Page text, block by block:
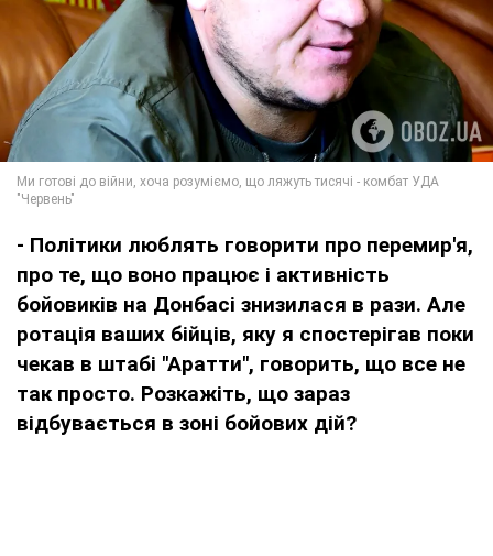
- Політики люблять говорити про перемир'я,
про те, що воно працює і активність
бойовиків на Донбасі знизилася в рази. Але
ротація ваших бійців, яку я спостерігав поки
чекав в штабі "Аратти", говорить, що все не
так просто. Розкажіть, що зараз
відбувається в зоні бойових дій?